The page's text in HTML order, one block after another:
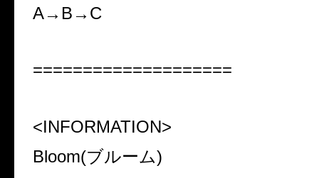
A→B→C
====================
<INFORMATION>
Bloom(ブルーム)